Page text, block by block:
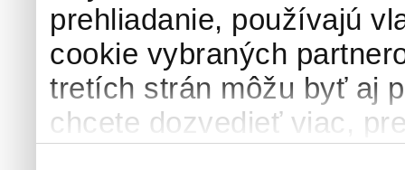
prehliadanie, používajú
cookie vybraných
tretích strán môžu byť aj
chcete dozvedieť viac,